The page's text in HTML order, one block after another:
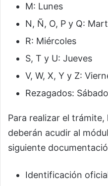
M: Lunes
N, Ñ, O, P y Q:
R: Miércoles
S, T y U: Jueves
V, W, X, Y y Z:
Rezagados: Sábado
Para realizar el
deberán acudir al
siguiente
Identificación